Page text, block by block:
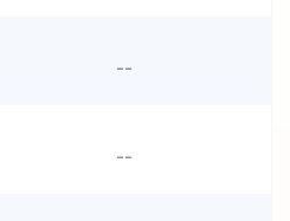
--
--